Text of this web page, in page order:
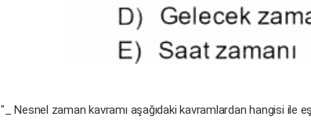
"_ Nesnel zaman kavramı aşağıdaki kavramlardan hangisi ile